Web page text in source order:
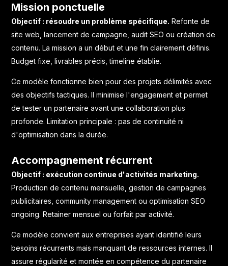
Mission ponctuelle
Objectif : résoudre un problème spécifique. Refonte de
site web, lancement de campagne, audit SEO ou création de
contenu. La mission a un début et une fin clairement définis.
Budget fixe, livrables précis, timeline établie.
Ce modèle fonctionne bien pour des projets délimités avec
des objectifs tactiques. Il minimise l'engagement et permet
de tester un partenaire avant une collaboration plus
profonde. Limitation principale : pas de continuité ni
d'optimisation dans la durée.
Accompagnement récurrent
Objectif : exécution continue d'activités marketing.
Production de contenu mensuelle, gestion de campagnes
publicitaires, community management ou optimisation SEO
ongoing. Retainer mensuel ou forfait par activité.
Ce modèle convient aux entreprises ayant identifié leurs
besoins récurrents mais manquant de ressources internes. Il
assure régularité et montée en compétence du partenaire